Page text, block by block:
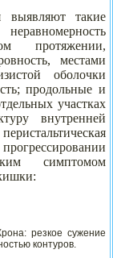
такие
протяжении,
местами
оболочки
продольные и
участках
внутренней
симптомом
резкое сужение
контуров.